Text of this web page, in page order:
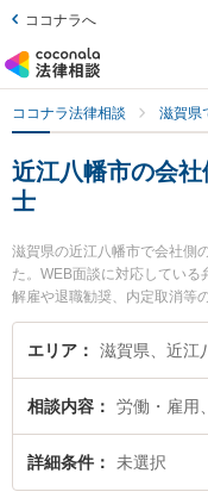
ココナラへ
ココナラ法律相談 滋賀県
近江八幡市の会
士
滋賀県の近江八幡市で会社側
た。WEB面談に対応してい
解雇や退職勧奨、内定取消等
特に近江八幡法律事務所の俣
護士のプロフィール情報や弁
八幡市で土日や夜間に発生し
の弁護士を検索したい』『初
きる近江八幡市内の弁護士に
すすめです。
エリア 滋賀県、近江
相談内容 労働・雇用
詳細条件 未選択